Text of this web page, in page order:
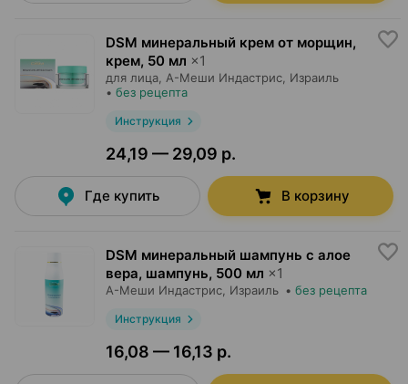
DSM минеральный крем от морщин,
крем, 50 мл ×1
для лица, А-Меши Индастрис , Израиль
• без рецепта
Инструкция
24,19 — 29,09 р.
Где купить В корзину
DSM минеральный шампунь с алое
вера, шампунь, 500 мл ×1
А-Меши Индастрис , Израиль • без рецепта
Инструкция
16,08 — 16,13 р.